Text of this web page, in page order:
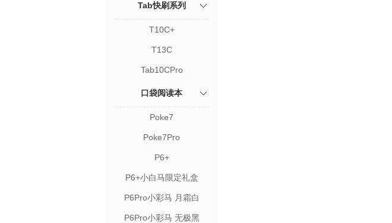
Tab快刷系列
T10C+
T13C
Tab10CPro
口袋阅读本
Poke7
Poke7Pro
P6+
P6+小白马限定礼盒
P6Pro小彩马 月霜白
P6Pro小彩马 无极黑